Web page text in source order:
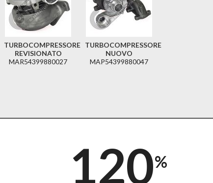
TURBOCOMPRESSORE
REVISIONATO
MAR54399880027
TURBOCOMPRESSORE
NUOVO
MAP54399880047
120%